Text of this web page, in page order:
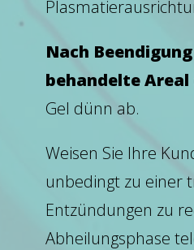
Nach
behandelte
Gel dünn ab.
Weisen Sie Ihre
unbedingt zu einer
Entzündungen zu
Abheilungsphase